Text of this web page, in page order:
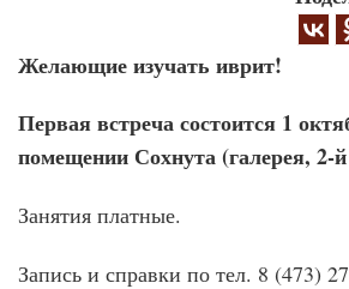
Желающие изучать иврит!
Первая встреча состоится 1
помещении Сохнута (галерея, 2-
Занятия платные.
Запись и справки по тел. 8 (473)